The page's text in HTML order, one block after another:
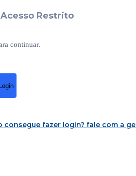
Acesso Restrito
continuar.
consegue fazer login? fale com a